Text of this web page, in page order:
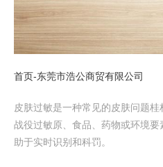
首页-东莞市浩公商贸有限公司
皮肤过敏是一种常见的皮肤问题
战役过敏原、食品、药物或环境
助于实时识别和科罚。